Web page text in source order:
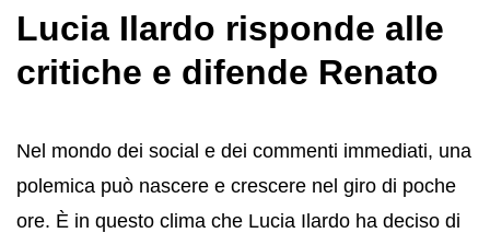
Lucia Ilardo risponde alle
critiche e difende Renato
Nel mondo dei social e dei commenti immediati, una
polemica può nascere e crescere nel giro di poche
ore. È in questo clima che Lucia Ilardo ha deciso di